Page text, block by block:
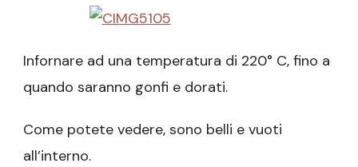
Infornare ad una temperatura di 220° C, fino a
quando saranno gonfi e dorati.
Come potete vedere, sono belli e vuoti
all’interno.